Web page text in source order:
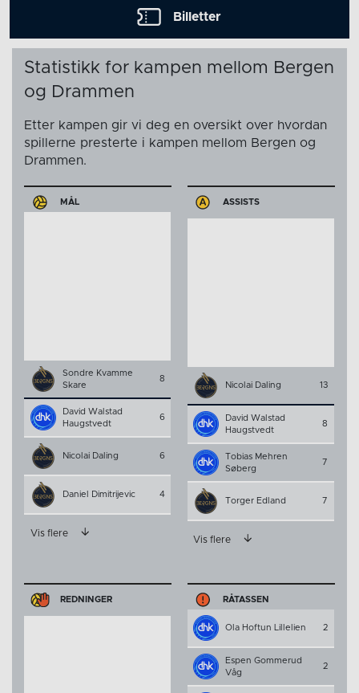
Billetter
Statistikk for kampen mellom Bergen
og Drammen
Etter kampen gir vi deg en oversikt over hvordan
spillerne presterte i kampen mellom Bergen og
Drammen.
MÅL
Sondre Kvamme
Skare
8
David Walstad
Haugstvedt
6
Nicolai Daling 6
Daniel Dimitrijevic 4
Vis flere
ASSISTS
Nicolai Daling 13
David Walstad
Haugstvedt
8
Tobias Mehren
Søberg
7
Torger Edland 7
Vis flere
REDNINGER RÅTASSEN
Ola Hoftun Lillelien 2
Espen Gommerud
Våg
2